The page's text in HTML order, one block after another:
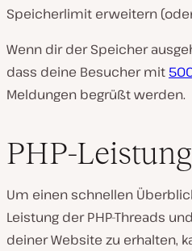
Speicherlimit erweitern
Wenn dir der Speicher
dass deine Besucher mit
Meldungen begrüßt werden.
PHP-
Um einen schnellen
Leistung der PHP-Threads
deiner Website zu erhalten,